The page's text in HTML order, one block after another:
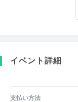
イベント詳細
支払い方法